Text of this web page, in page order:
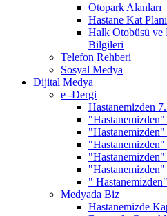
Otopark Alanları
Hastane Kat Planı
Halk Otobüsü ve
Bilgileri
Telefon Rehberi
Sosyal Medya
Dijital Medya
e -Dergi
Hastanemizden 7.
"Hastanemizden"
"Hastanemizden"
"Hastanemizden"
"Hastanemizden"
"Hastanemizden"
"
Medyada Biz
Hastanemizde